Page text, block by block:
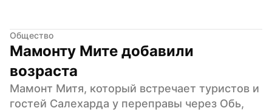
Общество
Мамонту Мите добавили
возраста
Мамонт Митя, который встречает туристов и
гостей Салехарда у переправы через Обь,